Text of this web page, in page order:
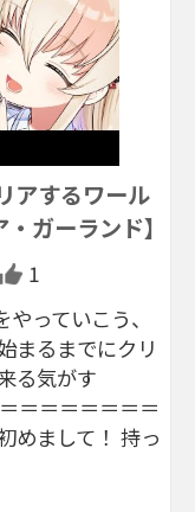
アするワール
ガーランド】
1
っていこう、
まるまでにクリ
る気がす
＝＝＝＝＝＝＝
めまして！ 持っ